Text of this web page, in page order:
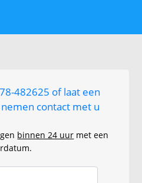
482625 of laat een
contact met u
binnen 24 uur met een